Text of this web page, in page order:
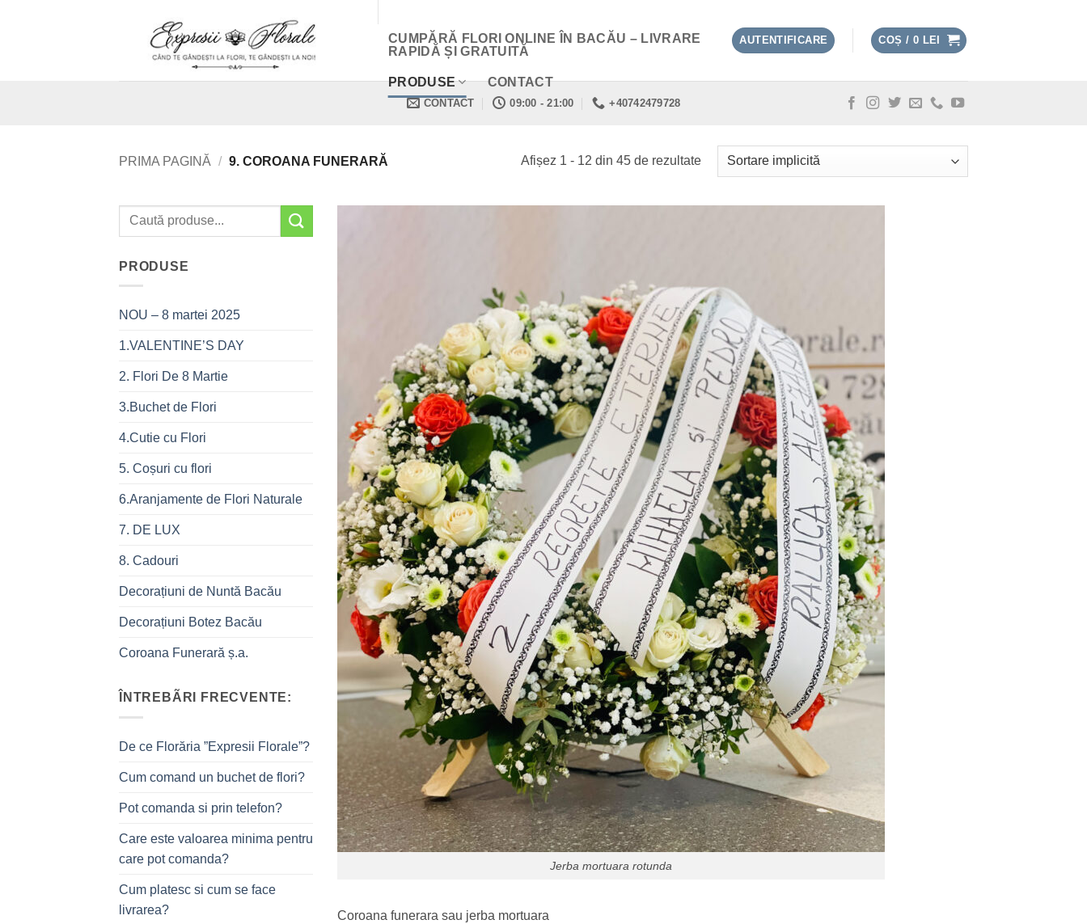
CUMPĂRĂ FLORI ONLINE ÎN BACĂU – LIVRARE
RAPIDĂ ȘI GRATUITĂ
PRODUSE CONTACT
AUTENTIFICARE COȘ / 0 LEI
CONTACT 09:00 - 21:00 +40742479728
PRIMA PAGINĂ / 9. COROANA FUNERARĂ Afișez 1 - 12 din 45 de rezultate
PRODUSE
NOU – 8 martei 2025
1.VALENTINE’S DAY
2. Flori De 8 Martie
3.Buchet de Flori
4.Cutie cu Flori
5. Coșuri cu flori
6.Aranjamente de Flori Naturale
7. DE LUX
8. Cadouri
Decorațiuni de Nuntă Bacău
Decorațiuni Botez Bacău
Coroana Funerară ș.a.
ÎNTREBÃRI FRECVENTE:
De ce Florăria ”Expresii Florale”?
Cum comand un buchet de flori?
Pot comanda si prin telefon?
Care este valoarea minima pentru
care pot comanda?
Cum platesc si cum se face
livrarea?
Jerba mortuara rotunda
Coroana funerara sau jerba mortuara